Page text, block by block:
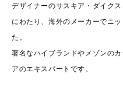
デザイナーのサスキア・ダイク
にわたり、海外のメーカーでニ
た。
著名なハイブランドやメゾンの
アのエキスパートです。